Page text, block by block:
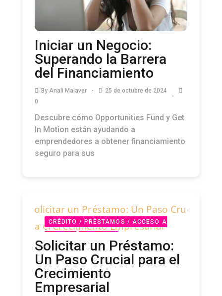
Iniciar un Negocio:
Superando la Barrera
del Financiamiento
By Anali Malaver
25 de octubre de 2024
0
Descubre cómo Opportunities Fund y Get
In Motion están ayudando a
emprendedores a obtener financiamiento
seguro para sus
CRÉDITO / PRÉSTAMOS / ACCESO A
Solicitar un Préstamo:
Un Paso Crucial para el
Crecimiento
Empresarial